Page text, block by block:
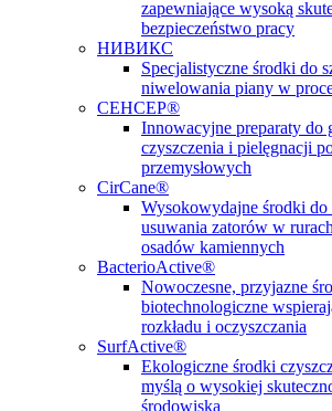
zapewniające wysoką
bezpieczeństwo pracy
НИВИКС
Specjalistyczne środki do
niwelowania piany w
СЕНСЕР®
Innowacyjne preparaty do
czyszczenia i pielęgnacji
przemysłowych
CirCane®
Wysokowydajne środki do
usuwania zatorów w
osadów kamiennych
BacterioActive®
Nowoczesne, przyjazne
biotechnologiczne
rozkładu i oczyszczania
SurfActive®
Ekologiczne środki
myślą o wysokiej
środowiska